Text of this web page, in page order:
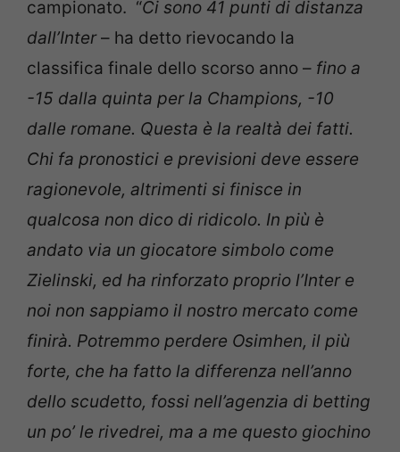
campionato. “Ci sono 41 punti di distanza
dall’Inter– ha detto rievocando la
classifica finale dello scorso anno – fino a
-15 dalla quinta per la Champions, -10
dalle romane. Questa è la realtà dei fatti.
Chi fa pronostici e previsioni deve essere
ragionevole, altrimenti si finisce in
qualcosa non dico di ridicolo. In più è
andato via un giocatore simbolo come
Zielinski, ed ha rinforzato proprio l’Inter e
noi non sappiamo il nostro mercato come
finirà. Potremmo perdere Osimhen, il più
forte, che ha fatto la differenza nell’anno
dello scudetto, fossi nell’agenzia di betting
un po’ le rivedrei, ma a me questo giochino